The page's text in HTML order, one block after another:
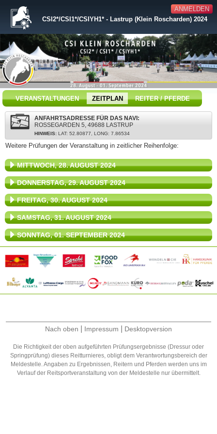
ANMELDEN
CSI2*/CSI1*/CSIYH1* - Lastrup (Klein Roscharden) 2024
VERANSTALTUNGEN ZEITPLAN REITER / PFERDE
ANFAHRTSADRESSE FÜR DAS NAVI:
ROSSEGARDEN 5, 49688 LASTRUP
HINWEIS: LAT: 52.80877, LONG: 7.86534
Weitere Prüfungen der Veranstaltung in zeitlicher Reihenfolge:
MITTWOCH, 28. AUGUST 2024
DONNERSTAG, 29. AUGUST 2024
FREITAG, 30. AUGUST 2024
SAMSTAG, 31. AUGUST 2024
SONNTAG, 01. SEPTEMBER 2024
Nach oben Impressum Desktopversion
Die Richtigkeit der oben aufgeführten Prüfungsergebnisse (Dressur oder
Springprüfung) dieses Reitturnieres, obligt dem Verantwortungsbereich der
Meldestelle. Angaben zu Ergebnissen, Reitern und Pferden werden uns im
Verlauf der Reitsportveranstaltung von der Meldestelle nur übermittelt.